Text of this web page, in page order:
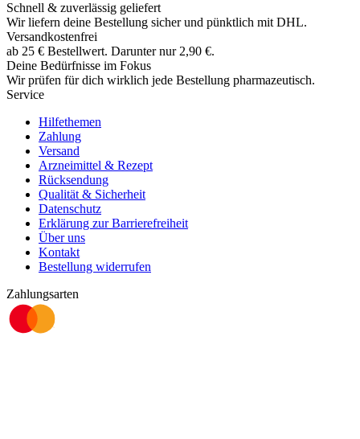
Schnell & zuverlässig geliefert
Wir liefern deine Bestellung sicher und pünktlich mit DHL.
Versandkostenfrei
ab 25 € Bestellwert. Darunter nur 2,90 €.
Deine Bedürfnisse im Fokus
Wir prüfen für dich wirklich jede Bestellung pharmazeutisch.
Service
Hilfethemen
Zahlung
Versand
Arzneimittel & Rezept
Rücksendung
Qualität & Sicherheit
Datenschutz
Erklärung zur Barrierefreiheit
Über uns
Kontakt
Bestellung widerrufen
Zahlungsarten